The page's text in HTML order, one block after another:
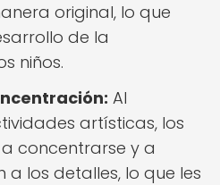
original, lo que
de la
niños.
Al
artísticas, los
concentrarse y a
a los detalles, lo que les